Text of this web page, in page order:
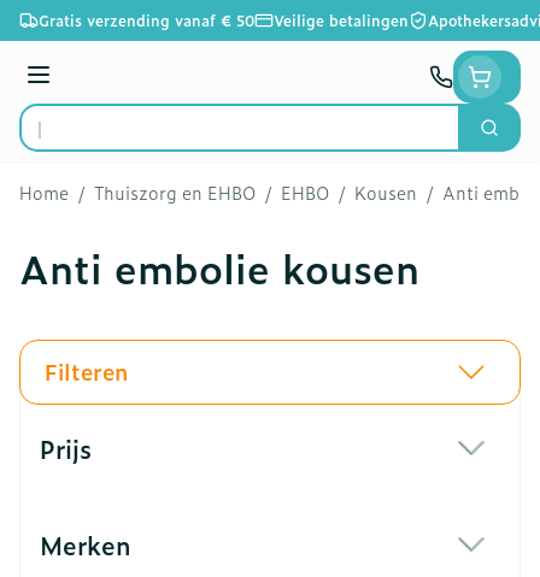
Ga naar de inhoud
Gratis verzending vanaf € 50 Veilige betalingen
Menu
Product, merk, categorie...
Zoek
Home / Thuiszorg en EHBO / EHBO / Kousen / Anti
Anti embolie kousen
Filteren
Prijs
Merken